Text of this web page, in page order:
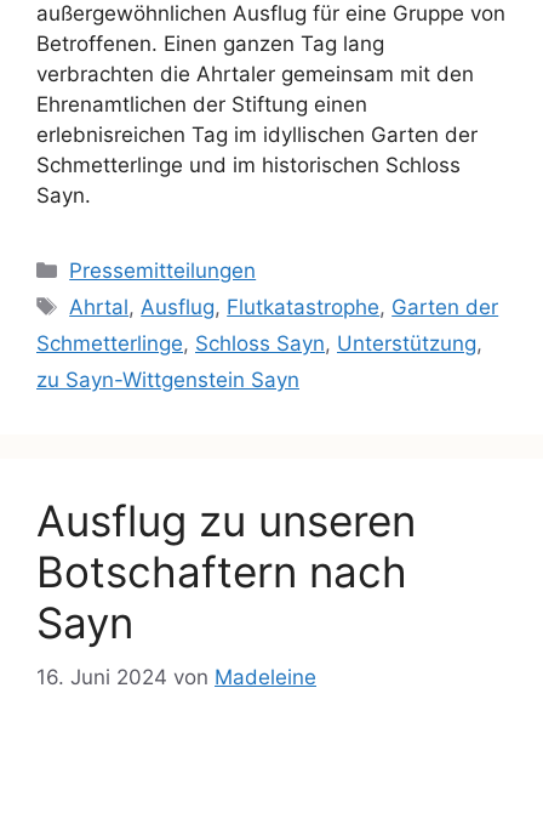
außergewöhnlichen Ausflug für eine Gruppe von
Betroffenen. Einen ganzen Tag lang
verbrachten die Ahrtaler gemeinsam mit den
Ehrenamtlichen der Stiftung einen
erlebnisreichen Tag im idyllischen Garten der
Schmetterlinge und im historischen Schloss
Sayn.
Pressemitteilungen
Ahrtal,Ausflug, Flutkatastrophe, Garten der
Schmetterlinge, Schloss Sayn, Unterstützung,
zu Sayn-Wittgenstein Sayn
Ausflug zu unseren
Botschaftern nach
Sayn
16. Juni 2024 von Madeleine